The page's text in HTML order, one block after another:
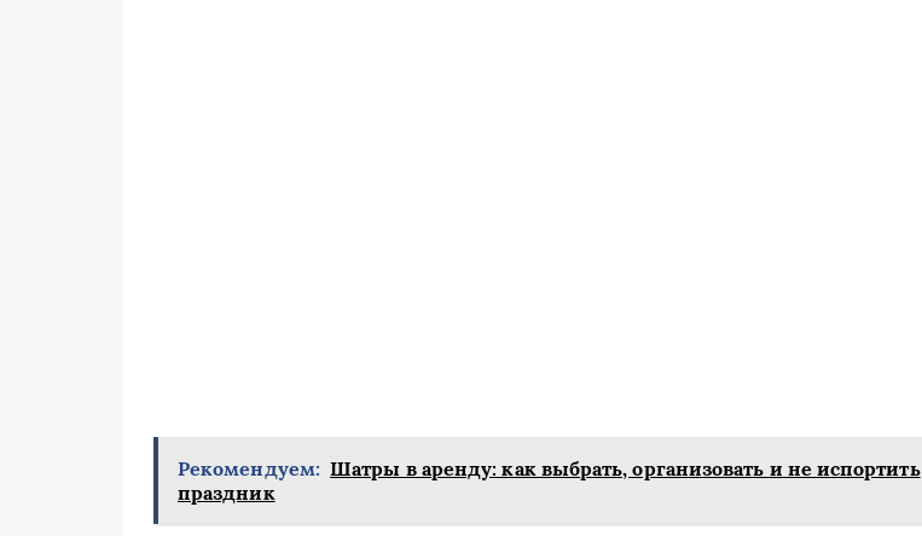
Рекомендуем: Шатры в аренду: как выбрать, организовать и не испортить
праздник